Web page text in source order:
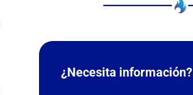
¿Necesita información?